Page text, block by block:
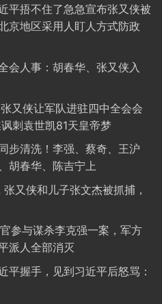
平捂不住了急急宣布张又侠被
京地区采用人盯人方式防政
会人事：胡春华、张又侠入
又侠让军队进驻四中全会会
刺袁世凯81天皇帝梦
步清洗！李强、蔡奇、王沪
胡春华、陈吉宁上
又侠和儿子张文杰被抓捕，
参与谋杀李克强一案，军方
派人全部消灭
平握手，见到习近平后怒骂：